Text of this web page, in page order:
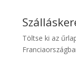
Taxi
Töltse ki az